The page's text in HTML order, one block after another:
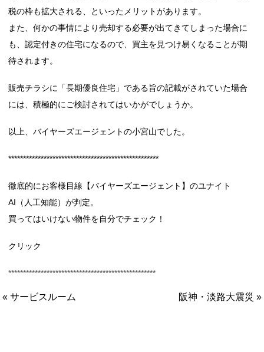
税の枠も拡大される、といったメリットがあります。
また、何かの事情により売却する必要が出てきてしまった場合に
も、認定付きの住宅になるので、買主を見つけ易くなることが期
待されます。
販売チラシに「長期優良住宅」である旨の記載がされていた場合
には、積極的にご検討されてはいかがでしょうか。
以上、バイヤーズエージェントの小宮山でした。
***************************************************
徹底的にお客様目線【バイヤーズエージェント】のユナイト
AI（人工知能）が判定。
買ってはいけない物件を自分でチェック！
クリック
**************************************************
« サービスルーム 阪神・淡路大震災 »